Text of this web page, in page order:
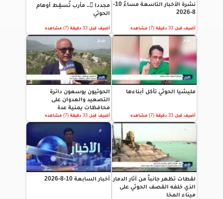
نشرة الأخبار التاسعة مساءً 10-
8-2026
أضيف قبل 33 دقيقة (7) مشاهده
مجددا ً.. مأرب تُـسقِط أوهام
الحوثي
أضيف قبل 33 دقيقة (7) مشاهده
مليشيا الحوثي تأكل أبناءها
أضيف قبل 33 دقيقة (7) مشاهده
الحوثيون يوسعون دائرة
التصعيد والعدوان على
محافظات يمنية عدة
أضيف قبل 33 دقيقة (7) مشاهده
لقطات تظهر جانباً من آثار الدمار
الذي خلفه القصف الحوثي على
ميناء المخا
أخبار السابعة 10-8-2026